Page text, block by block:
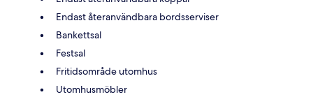
Endast återanvändbara bordsserviser
Bankettsal
Festsal
Fritidsområde utomhus
Utomhusmöbler